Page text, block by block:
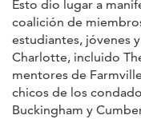
Esto dio lugar a
coalición de
estudiantes, jóvenes
Charlotte, incluido
mentores de
chicos de los
Buckingham y